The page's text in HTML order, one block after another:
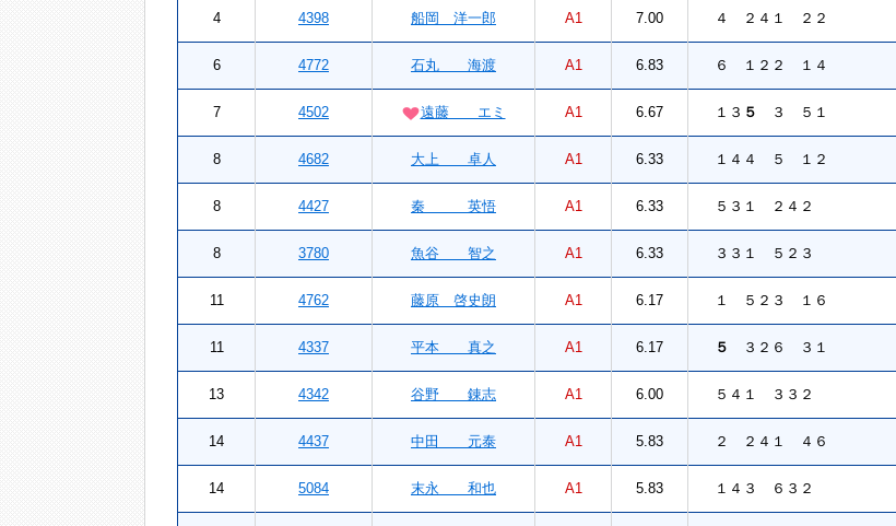
4 4398 船岡 洋一郎 A1 7.00 ４ ２４１
6 4772 石丸 海渡 A1 6.83 ６ １２２
7 4502 遠藤 エミ A1 6.67 １３ ５ ３
8 4682 大上 卓人 A1 6.33 １４４ ５
8 4427 秦 英悟 A1 6.33 ５３１ ２
8 3780 魚谷 智之 A1 6.33 ３３１ ５
11 4762 藤原 啓史朗 A1 6.17 １ ５２３
11 4337 平本 真之 A1 6.17 ５ ３２６
13 4342 谷野 錬志 A1 6.00 ５４１ ３
14 4437 中田 元泰 A1 5.83 ２ ２４１
14 5084 末永 和也 A1 5.83 １４３ ６